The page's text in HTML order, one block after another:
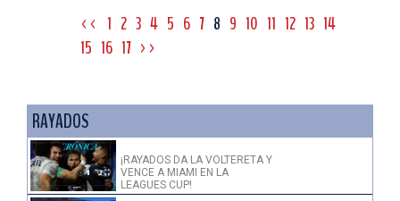
<< 1 2 3 4 5 6 7 8 9 10 11 12 13 14
15 16 17 >>
RAYADOS
¡RAYADOS DA LA VOLTERETA Y
VENCE A MIAMI EN LA
LEAGUES CUP!